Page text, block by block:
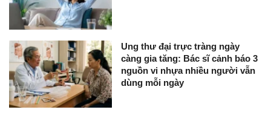
Ung thư đại trực tràng ngày
càng gia tăng: Bác sĩ cảnh báo 3
nguồn vi nhựa nhiều người vẫn
dùng mỗi ngày